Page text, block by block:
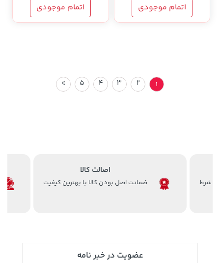
اتمام موجودی اتمام موجودی
1
2
3
4
5
»
اصالت کالا
ضمانت اصل بودن کالا با بهترین کیفیت
عضویت در خبر نامه